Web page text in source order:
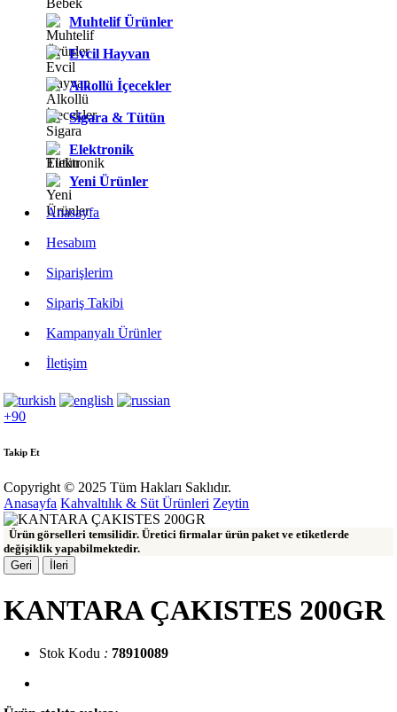
Muhtelif Ürünler
Evcil Hayvan
Alkollü İçecekler
Sigara & Tütün
Elektronik
Yeni Ürünler
Anasayfa
Hesabım
Siparişlerim
Sipariş Takibi
Kampanyalı Ürünler
İletişim
+90
Takip Et
Copyright © 2025 Tüm Hakları Saklıdır.
Anasayfa Kahvaltılık & Süt Ürünleri Zeytin
Ürün görselleri temsilidir. Üretici firmalar ürün paket ve etiketlerde
değişiklik yapabilmektedir.
Geri
İleri
KANTARA ÇAKISTES 200GR
Stok Kodu : 78910089